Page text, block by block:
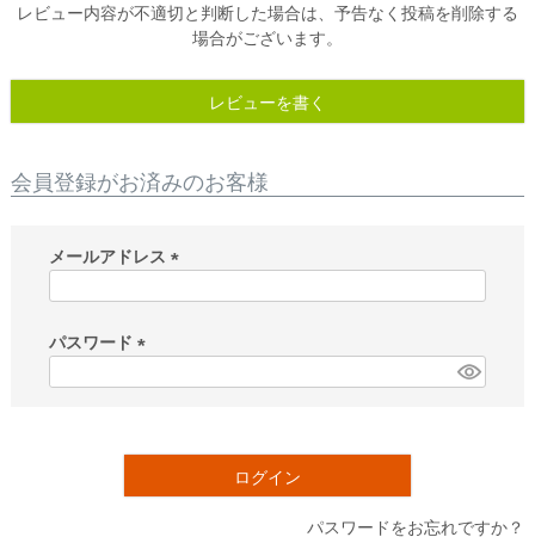
レビュー内容が不適切と判断した場合は、予告なく投稿を削除する
場合がございます。
レビューを書く
会員登録がお済みのお客様
メールアドレス
)
パスワード
ログイン
パスワードをお忘れですか？